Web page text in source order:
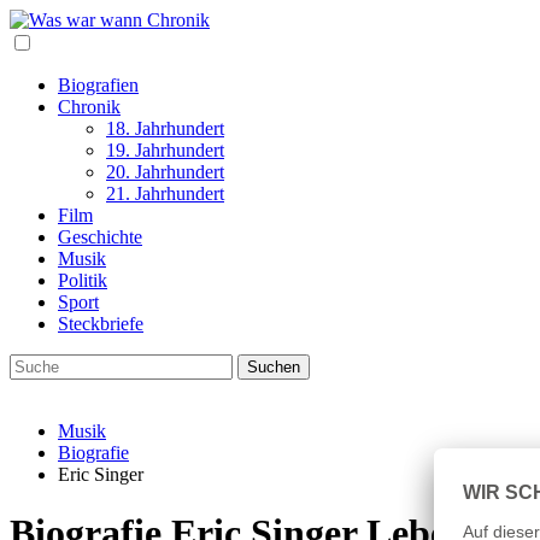
Biografien
Chronik
18. Jahrhundert
19. Jahrhundert
20. Jahrhundert
21. Jahrhundert
Film
Geschichte
Musik
Politik
Sport
Steckbriefe
Musik
Biografie
Eric Singer